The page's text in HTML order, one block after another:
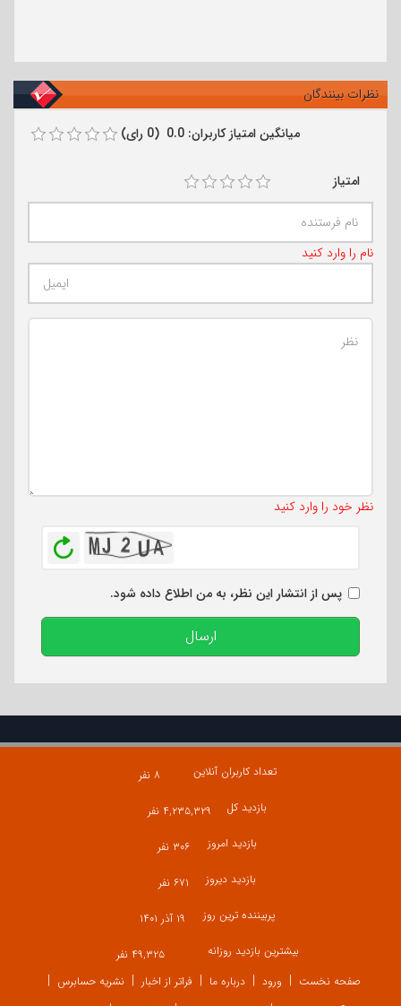
نظرات بینندگان
میانگین امتیاز کاربران: 0.0 (0 رای)
امتیاز
نام را وارد کنید
نظر خود را وارد کنید
پس از انتشار این نظر، به من اطلاع داده شود.
ارسال
تعداد کاربران آنلاین
۸ نفر
بازدید کل
۴,۲۳۵,۳۲۹ نفر
بازدید امروز
۳۰۶ نفر
بازدید دیروز
۶۷۱ نفر
پربیننده ترین روز
۱۹ آذر ۱۴۰۱
بیشترین بازدید روزانه
۴۹,۳۲۵ نفر
صفحه نخست
ورود درباره ما فراتر از اخبار
نشریه حسابرس